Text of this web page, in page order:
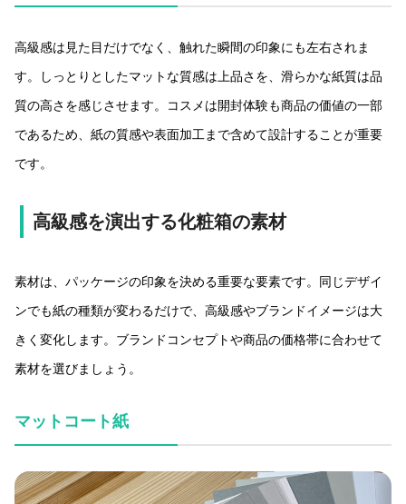
高級感は見た目だけでなく、触れた瞬間の印象にも左右されま
す。しっとりとしたマットな質感は上品さを、滑らかな紙質は品
質の高さを感じさせます。コスメは開封体験も商品の価値の一部
であるため、紙の質感や表面加工まで含めて設計することが重要
です。
高級感を演出する化粧箱の素材
素材は、パッケージの印象を決める重要な要素です。同じデザイ
ンでも紙の種類が変わるだけで、高級感やブランドイメージは大
きく変化します。ブランドコンセプトや商品の価格帯に合わせて
素材を選びましょう。
マットコート紙